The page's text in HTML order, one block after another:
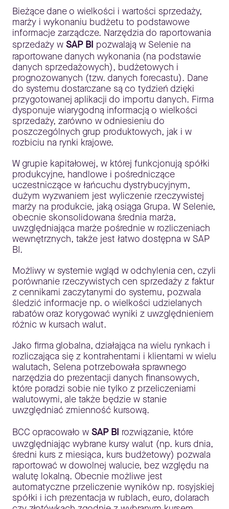
Bieżące dane o wielkości i wartości sprzedaży,
marży i wykonaniu budżetu to podstawowe
informacje zarządcze. Narzędzia do raportowania
sprzedaży w SAP BI pozwalają w Selenie na
raportowane danych wykonania (na podstawie
danych sprzedażowych), budżetowych i
prognozowanych (tzw. danych forecastu). Dane
do systemu dostarczane są co tydzień dzięki
przygotowanej aplikacji do importu danych. Firma
dysponuje wiarygodną informacją o wielkości
sprzedaży, zarówno w odniesieniu do
poszczególnych grup produktowych, jak i w
rozbiciu na rynki krajowe.
W grupie kapitałowej, w której funkcjonują spółki
produkcyjne, handlowe i pośredniczące
uczestniczące w łańcuchu dystrybucyjnym,
dużym wyzwaniem jest wyliczenie rzeczywistej
marży na produkcie, jaką osiąga Grupa. W Selenie,
obecnie skonsolidowana średnia marża,
uwzględniająca marże pośrednie w rozliczeniach
wewnętrznych, także jest łatwo dostępna w SAP
BI.
Możliwy w systemie wgląd w odchylenia cen, czyli
porównanie rzeczywistych cen sprzedaży z faktur
z cennikami zaczytanymi do systemu, pozwala
śledzić informacje np. o wielkości udzielanych
rabatów oraz korygować wyniki z uwzględnieniem
różnic w kursach walut.
Jako firma globalna, działająca na wielu rynkach i
rozliczająca się z kontrahentami i klientami w wielu
walutach, Selena potrzebowała sprawnego
narzędzia do prezentacji danych finansowych,
które poradzi sobie nie tylko z przeliczeniami
walutowymi, ale także będzie w stanie
uwzględniać zmienność kursową.
BCC opracowało w SAP BI rozwiązanie, które
uwzględniając wybrane kursy walut (np. kurs dnia,
średni kurs z miesiąca, kurs budżetowy) pozwala
raportować w dowolnej walucie, bez względu na
walutę lokalną. Obecnie możliwe jest
automatyczne przeliczenie wyników np. rosyjskiej
spółki i ich prezentacja w rublach, euro, dolarach